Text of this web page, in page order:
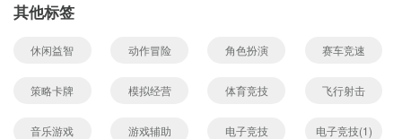
其他标签
休闲益智 动作冒险 角色扮演 赛车竞速
策略卡牌 模拟经营 体育竞技 飞行射击
音乐游戏 游戏辅助 电子竞技 电子竞技(1)